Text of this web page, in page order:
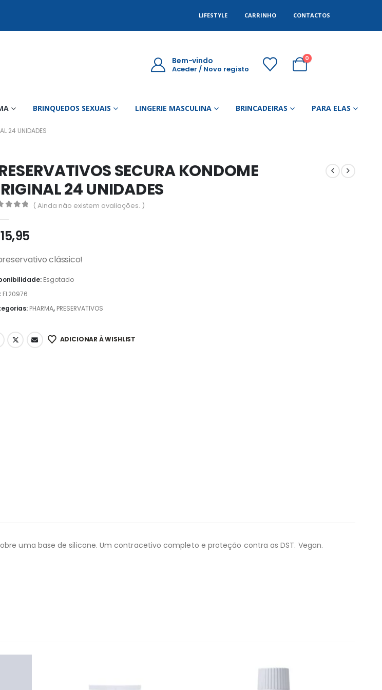
LIFESTYLE CARRINHO CONTACTOS
Bem-vindo
Aceder / Novo registo
0
BRINQUEDOS SEXUAIS LINGERIE MASCULINA BRINCADEIRAS PARA ELAS
24 UNIDADES
SECURA KONDOME
24 UNIDADES
( Ainda não existem avaliações. )
clássico!
Esgotado
FL20976
PHARMA, PRESERVATIVOS
ADICIONAR À WISHLIST
uma base de silicone. Um contracetivo completo e proteção contra as DST. Vegan.